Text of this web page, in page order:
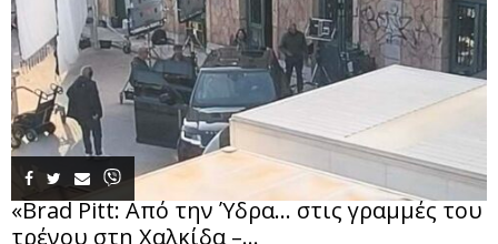
«Brad Pitt: Από την Ύδρα… στις γραμμές του
τρένου στη Χαλκίδα –...